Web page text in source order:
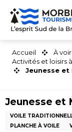
Aller
contenu
Accueil
À
Activités et loisirs
Jeunesse et
Jeunesse et
VOILE
PLANCHE À VOILE